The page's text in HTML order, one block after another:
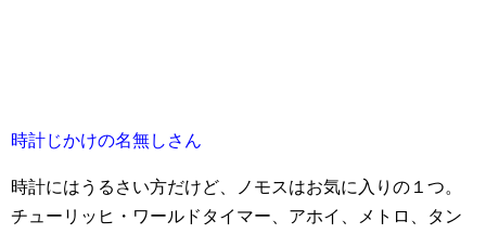
時計じかけの名無しさん
時計にはうるさい方だけど、ノモスはお気に入りの１つ。
チューリッヒ・ワールドタイマー、アホイ、メトロ、タン